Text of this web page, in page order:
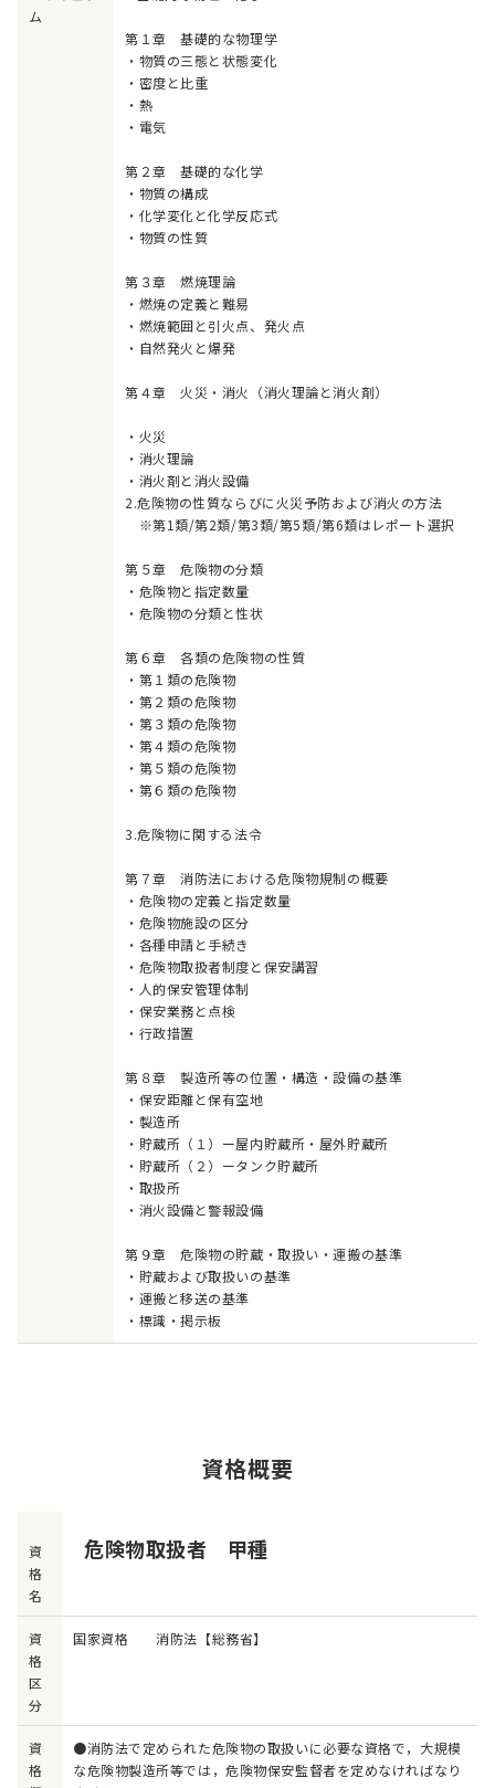
ム
第１章 基礎的な物理学
・物質の三態と状態変化
・密度と比重
・熱
・電気
第２章 基礎的な化学
・物質の構成
・化学変化と化学反応式
・物質の性質
第３章 燃焼理論
・燃焼の定義と難易
・燃焼範囲と引火点、発火点
・自然発火と爆発
第４章 火災・消火（消火理論と消火剤）
・火災
・消火理論
・消火剤と消火設備
2.危険物の性質ならびに火災予防および消火の方法
※第1類/第2類/第3類/第5類/第6類はレポート選択
第５章 危険物の分類
・危険物と指定数量
・危険物の分類と性状
第６章 各類の危険物の性質
・第１類の危険物
・第２類の危険物
・第３類の危険物
・第４類の危険物
・第５類の危険物
・第６類の危険物
3.危険物に関する法令
第７章 消防法における危険物規制の概要
・危険物の定義と指定数量
・危険物施設の区分
・各種申請と手続き
・危険物取扱者制度と保安講習
・人的保安管理体制
・保安業務と点検
・行政措置
第８章 製造所等の位置・構造・設備の基準
・保安距離と保有空地
・製造所
・貯蔵所（１）ー屋内貯蔵所・屋外貯蔵所
・貯蔵所（２）ータンク貯蔵所
・取扱所
・消火設備と警報設備
第９章 危険物の貯蔵・取扱い・運搬の基準
・貯蔵および取扱いの基準
・運搬と移送の基準
・標識・掲示板
資格概要
資
格
名
危険物取扱者 甲種
資
格
区
分
国家資格 消防法【総務省】
資
格
●消防法で定められた危険物の取扱いに必要な資格で，大規模
な危険物製造所等では，危険物保安監督者を定めなければなり